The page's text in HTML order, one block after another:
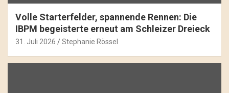
Volle Starterfelder, spannende Rennen: Die
IBPM begeisterte erneut am Schleizer Dreieck
31. Juli 2026 Stephanie Rössel